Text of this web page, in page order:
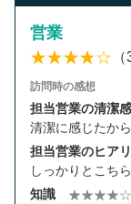
営業
訪問時の感想
担当営業の清潔
清潔に感じたから
担当営業のヒア
しっかりとこち
知識